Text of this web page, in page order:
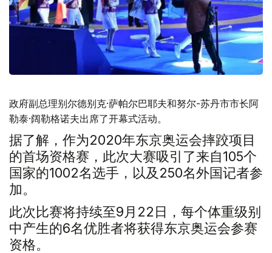
政府副总理别尔德别克·萨帕尔巴耶夫和努尔-苏丹市市长阿
勒泰·阔勒格诺夫出席了开幕式活动。
据了解，作为2020年东京奥运会摔跤项目
的首场资格赛，此次大赛吸引了来自105个
国家的1002名选手，以及250名外国记者参
加。
此次比赛将持续至9月22日，每个体重级别
中产生的6名优胜者将获得东京奥运会参赛
资格。